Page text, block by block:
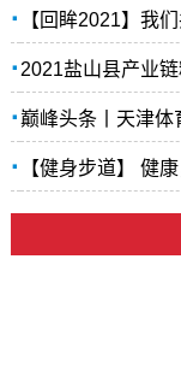
· 【回眸2021】我
· 2021盐山县产业
·巅峰头条丨天津体
· 【健身步道】 健